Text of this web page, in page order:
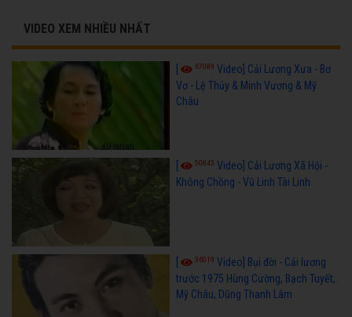
VIDEO XEM NHIỀU NHẤT
67089 Video] Cải Lương Xưa - Bơ
Vơ - Lệ Thủy & Minh Vương & Mỹ
Châu
50843 Video] Cải Lương Xã Hội -
Không Chồng - Vũ Linh Tài Linh
36019 Video] Bụi đời - Cải lương
trước 1975 Hùng Cường, Bạch Tuyết,
Mỹ Châu, Dũng Thanh Lâm